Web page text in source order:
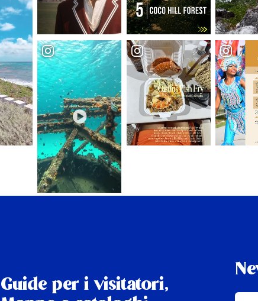
Guide per i visitatori,